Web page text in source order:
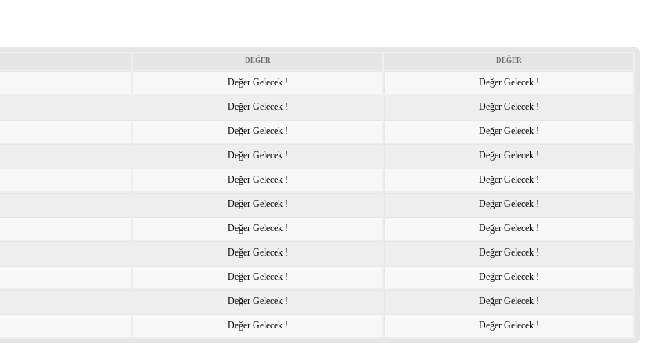
DEĞER DEĞER
Değer Gelecek ! Değer Gelecek !
Değer Gelecek ! Değer Gelecek !
Değer Gelecek ! Değer Gelecek !
Değer Gelecek ! Değer Gelecek !
Değer Gelecek ! Değer Gelecek !
Değer Gelecek ! Değer Gelecek !
Değer Gelecek ! Değer Gelecek !
Değer Gelecek ! Değer Gelecek !
Değer Gelecek ! Değer Gelecek !
Değer Gelecek ! Değer Gelecek !
Değer Gelecek ! Değer Gelecek !